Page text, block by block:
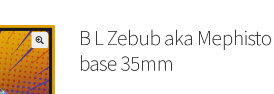
B L Zebub aka
base 35mm